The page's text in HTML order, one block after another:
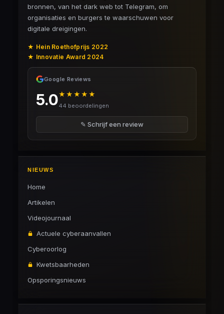
bronnen, van het dark web tot Telegram, om
organisaties en burgers te waarschuwen voor
digitale dreigingen.
★ Hein Roethofprijs 2022
★ Innovatie Award 2024
Google Reviews
5.0★★★★★
44 beoordelingen
✎ Schrijf een review
NIEUWS
Home
Artikelen
Videojournaal
Actuele cyberaanvallen
Cyberoorlog
Kwetsbaarheden
Opsporingsnieuws